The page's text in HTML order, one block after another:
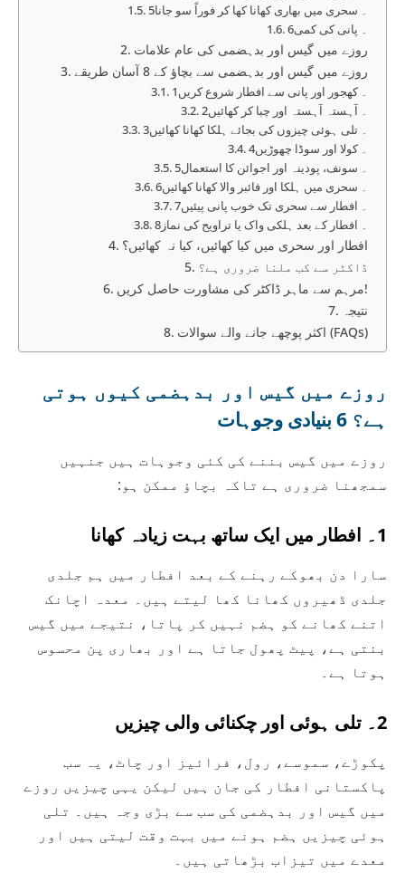
5۔ سحری میں بھاری کھانا کھا کر فوراً سو جانا
6۔ پانی کی کمی
روزے میں گیس اور بدہضمی کی عام علامات
روزے میں گیس اور بدہضمی سے بچاؤ کے 8 آسان طریقے
1۔ کھجور اور پانی سے افطار شروع کریں
2۔ آہستہ آہستہ اور چبا کر کھائیں
3۔ تلی ہوئی چیزوں کی بجائے ہلکا کھانا کھائیں
4۔ کولا اور سوڈا چھوڑیں
5۔ سونف، پودینہ اور اجوائن کا استعمال
6۔ سحری میں ہلکا اور فائبر والا کھانا کھائیں
7۔ افطار سے سحری تک خوب پانی پیئیں
8۔ افطار کے بعد ہلکی واک یا تراویح کی نماز
افطار اور سحری میں کیا کھائیں، کیا نہ کھائیں؟
ڈاکٹر سے کب ملنا ضروری ہے؟
مرہم سے ماہر ڈاکٹر کی مشاورت حاصل کریں!
نتیجہ
اکثر پوچھے جانے والے سوالات (FAQs)
روزے میں گیس اور بدہضمی کیوں ہوتی
ہے؟ 6 بنیادی وجوہات
روزے میں گیس بننے کی کئی وجوہات ہیں جنہیں
سمجھنا ضروری ہے تاکہ بچاؤ ممکن ہو:
1۔ افطار میں ایک ساتھ بہت زیادہ کھانا
سارا دن بھوکے رہنے کے بعد افطار میں ہم جلدی
جلدی ڈھیروں کھانا کھا لیتے ہیں۔ معدہ اچانک
اتنے کھانے کو ہضم نہیں کر پاتا، نتیجے میں گیس
بنتی ہے، پیٹ پھول جاتا ہے اور بھاری پن محسوس
ہوتا ہے۔
2۔ تلی ہوئی اور چکنائی والی چیزیں
پکوڑے، سموسے، رول، فرائیز اور چاٹ، یہ سب
پاکستانی افطار کی جان ہیں لیکن یہی چیزیں روزے
میں گیس اور بدہضمی کی سب سے بڑی وجہ ہیں۔ تلی
ہوئی چیزیں ہضم ہونے میں بہت وقت لیتی ہیں اور
معدے میں تیزاب بڑھاتی ہیں۔